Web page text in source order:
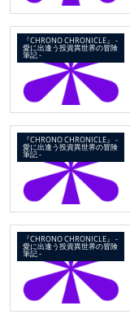
『CHRONO CHRONICLE』 ‐
愛に出逢う投資異世界の冒険
筆記 ‐
『CHRONO CHRONICLE』 ‐
愛に出逢う投資異世界の冒険
筆記 ‐
『CHRONO CHRONICLE』 ‐
愛に出逢う投資異世界の冒険
筆記 ‐